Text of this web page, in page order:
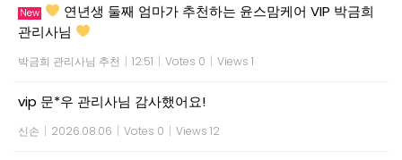
New
연년생 둘째 엄마가 추천하는 윤스맘케어 VIP 박금희
관리사님
박금희 관리사님 추천 | 12:51 | Votes 0 | Views 1
vip 문*우 관리사님 감사했어요!
신손 | 2026.08.06 | Votes 0 | Views 12